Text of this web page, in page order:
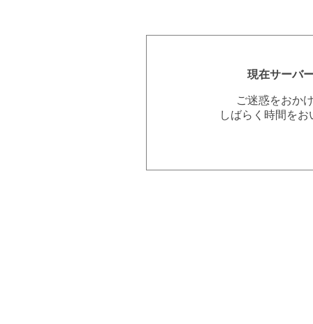
現在サーバ
ご迷惑をおか
しばらく時間を